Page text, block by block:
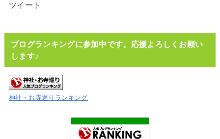
ツイート
ブログランキングに参加中です。応援よろしくお願い
します♪
神社・お寺巡りランキング